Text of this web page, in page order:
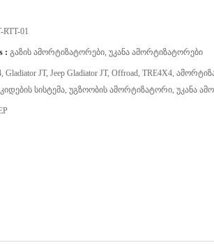
RTT-01
: Გაზის Ამორტიზატორები, Უკანა Ამორტიზატორები
, Gladiator JT, Jeep Gladiator JT, Offroad, TRE4X4,
Სისტემა, Უგზოობის Ამორტიზატორი, Უკანა